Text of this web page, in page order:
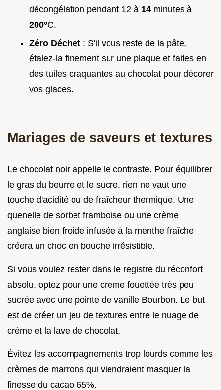
décongélation pendant 12 à 14 minutes à
200°C.
Zéro Déchet : S'il vous reste de la pâte,
étalez-la finement sur une plaque et faites en
des tuiles craquantes au chocolat pour décorer
vos glaces.
Mariages de saveurs et textures
Le chocolat noir appelle le contraste. Pour équilibrer
le gras du beurre et le sucre, rien ne vaut une
touche d'acidité ou de fraîcheur thermique. Une
quenelle de sorbet framboise ou une crème
anglaise bien froide infusée à la menthe fraîche
créera un choc en bouche irrésistible.
Si vous voulez rester dans le registre du réconfort
absolu, optez pour une crème fouettée très peu
sucrée avec une pointe de vanille Bourbon. Le but
est de créer un jeu de textures entre le nuage de
crème et la lave de chocolat.
Évitez les accompagnements trop lourds comme les
crèmes de marrons qui viendraient masquer la
finesse du cacao 65%.